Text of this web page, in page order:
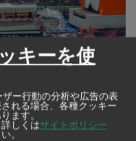
）が中部サムットサー
よび密輸品の保管倉
キーを使
ー行動の分析や広告の表
れる場合、各種クッキー
ます。
しくはサイトポリシー
。